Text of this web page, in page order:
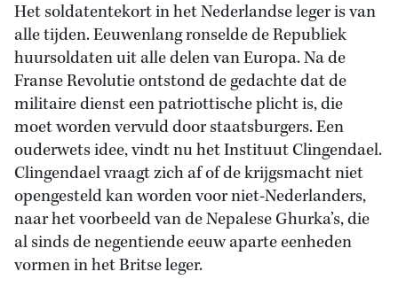
Het soldatentekort in het Nederlandse leger is van
alle tijden. Eeuwenlang ronselde de Republiek
huursoldaten uit alle delen van Europa. Na de
Franse Revolutie ontstond de gedachte dat de
militaire dienst een patriottische plicht is, die
moet worden vervuld door staatsburgers. Een
ouderwets idee, vindt nu het Instituut Clingendael.
Clingendael vraagt zich af of de krijgsmacht niet
opengesteld kan worden voor niet-Nederlanders,
naar het voorbeeld van de Nepalese Ghurka’s, die
al sinds de negentiende eeuw aparte eenheden
vormen in het Britse leger.